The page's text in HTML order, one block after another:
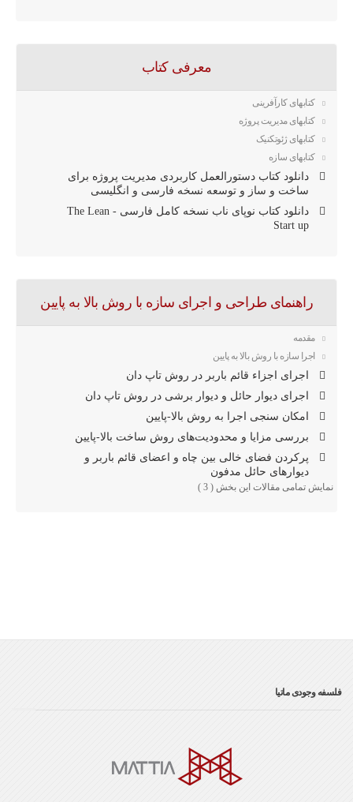
معرفی کتاب
کتابهای کارآفرینی
کتابهای مدیریت پروژه
کتابهای ژئوتکنیک
کتابهای سازه
دانلود کتاب دستورالعمل کاربردی مدیریت پروژه برای
ساخت و ساز و توسعه نسخه فارسی و انگلیسی
دانلود کتاب نوپای ناب نسخه کامل فارسی - The Lean
Start up
راهنمای طراحی و اجرای سازه با روش بالا به پایین
مقدمه
اجرا سازه با روش بالا به پایین
اجرای اجزاء قائم باربر در روش تاپ دان
اجرای دیوار حائل و دیوار برشی در روش تاپ دان
امکان‌ سنجی اجرا به روش بالا-پایین
بررسی مزایا و محدودیت‌های روش ساخت بالا-پایین
پرکردن فضای خالی بین چاه و اعضای قائم باربر و
دیوارهای حائل مدفون
نمایش تمامی مقالات این بخش ( 3 )
فلسفه وجودی ماتیا